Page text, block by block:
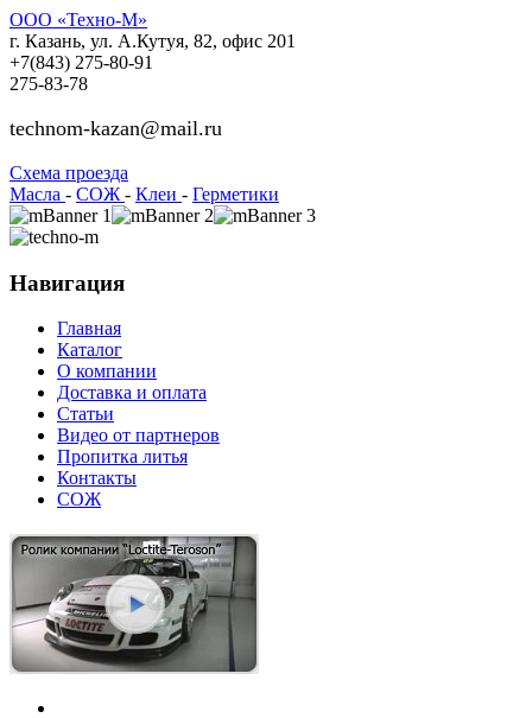
ООО «Техно-М»
г. Казань, ул. А.Кутуя, 82, офис 201
+7(843) 275-80-91
275-83-78
technom-kazan@mail.ru
Cхема проезда
Масла - СОЖ - Клеи - Герметики
Навигация
Главная
Каталог
О компании
Доставка и оплата
Статьи
Видео от партнеров
Пропитка литья
Контакты
СОЖ